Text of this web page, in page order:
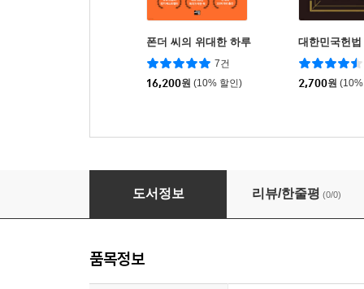
폰더 씨의 위대한 하루
7건
16,200원 (10% 할인)
대한민국헌법
2,700원
초판본 진달래꽃 미니미니 키링북
도서정보 리뷰/한줄평 (0/0)
품목정보